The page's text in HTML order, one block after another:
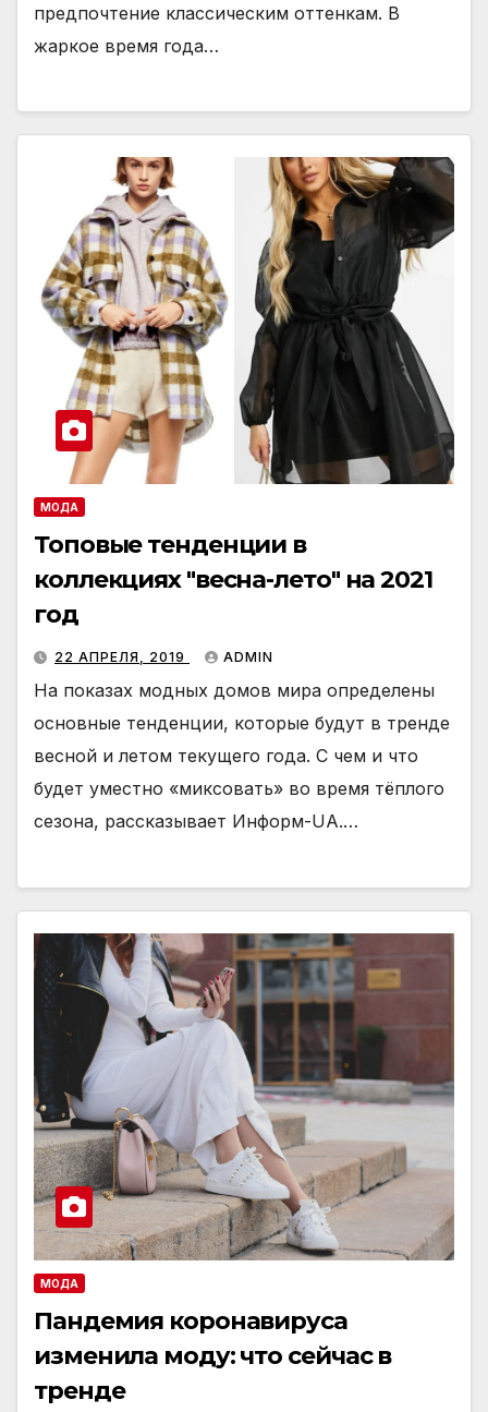
предпочтение классическим оттенкам. В
жаркое время года…
МОДА
Топовые тенденции в
коллекциях "весна-лето" на 2021
год
22 АПРЕЛЯ, 2019 ADMIN
На показах модных домов мира определены
основные тенденции, которые будут в тренде
весной и летом текущего года. С чем и что
будет уместно «миксовать» во время тёплого
сезона, рассказывает Информ-UA.…
МОДА
Пандемия коронавируса
изменила моду: что сейчас в
тренде